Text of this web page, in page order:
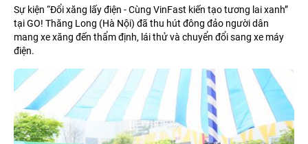
Sự kiện “Đổi xăng lấy điện - Cùng VinFast kiến tạo tương lai xanh”
tại GO! Thăng Long (Hà Nội) đã thu hút đông đảo người dân
mang xe xăng đến thẩm định, lái thử và chuyển đổi sang xe máy
điện.